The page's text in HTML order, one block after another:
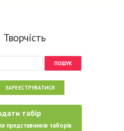
Творчість
форма
ЗАРЕЄСТРУВАТИСЯ
табір
представників таборів